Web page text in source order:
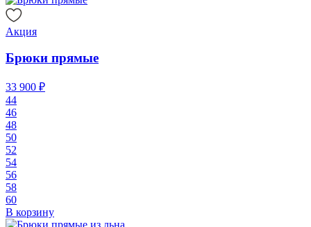
Акция
Брюки прямые
33 900 ₽
44
46
48
50
52
54
56
58
60
В корзину